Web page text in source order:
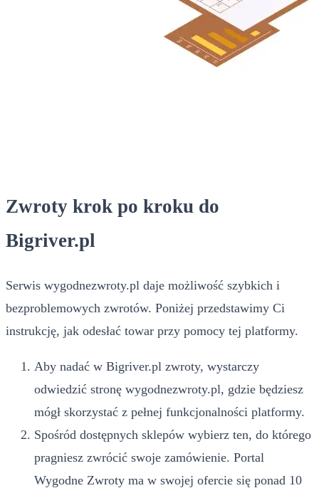
Zwroty krok po kroku do
Bigriver.pl
Serwis wygodnezwroty.pl daje możliwość szybkich i
bezproblemowych zwrotów. Poniżej przedstawimy Ci
instrukcję, jak odesłać towar przy pomocy tej platformy.
Aby nadać w Bigriver.pl zwroty, wystarczy
odwiedzić stronę wygodnezwroty.pl, gdzie będziesz
mógł skorzystać z pełnej funkcjonalności platformy.
Spośród dostępnych sklepów wybierz ten, do którego
pragniesz zwrócić swoje zamówienie. Portal
Wygodne Zwroty ma w swojej ofercie się ponad 10